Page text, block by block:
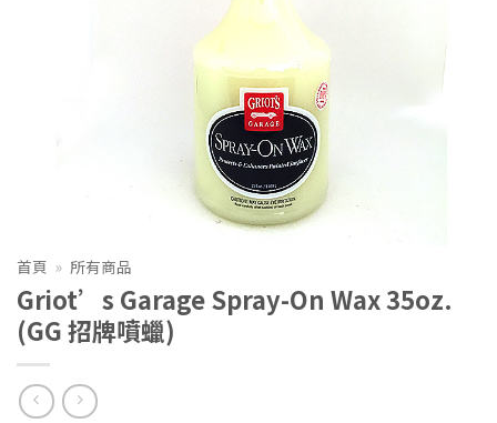
首頁 » 所有商品
Griot’s Garage Spray-On Wax 35oz.
(GG 招牌噴蠟)